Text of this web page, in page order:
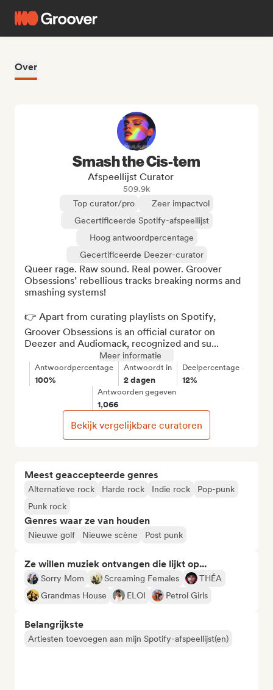
Over
Meest geaccepteerde genres
Alternatieve rock Harde rock Indie rock
Pop-punk
Punk rock
Genres waar ze van houden
Nieuwe golf Nieuwe scène Post punk
Ze willen muziek ontvangen die lijkt op...
Sorry Mom Screaming Females
THÉA
Grandmas House
ELOI Petrol Girls
Belangrijkste
Artiesten toevoegen aan mijn Spotify-afspeellijst(en)
Smash the Cis-tem
Afspeellijst Curator
509.9k
Top curator/pro
Zeer impactvol
Gecertificeerde Spotify-afspeellijst
Hoog antwoordpercentage
Gecertificeerde Deezer-curator
Queer rage. Raw sound. Real power. Groover
Obsessions’ rebellious tracks breaking norms and
smashing systems!
👉 Apart from curating playlists on Spotify,
Groover Obsessions is an official curator on
Deezer and Audiomack, recognized and su...
Meer informatie
Antwoordpercentage
100%
Antwoordt in
2 dagen
Deelpercentage
12%
Antwoorden gegeven
1,066
Bekijk vergelijkbare curatoren